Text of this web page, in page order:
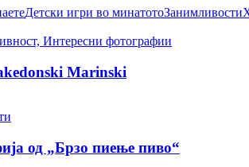
Детски игри во минатотоЗанимливости
Интересни фотографии
Marinski
од „Брзо пиење пиво“